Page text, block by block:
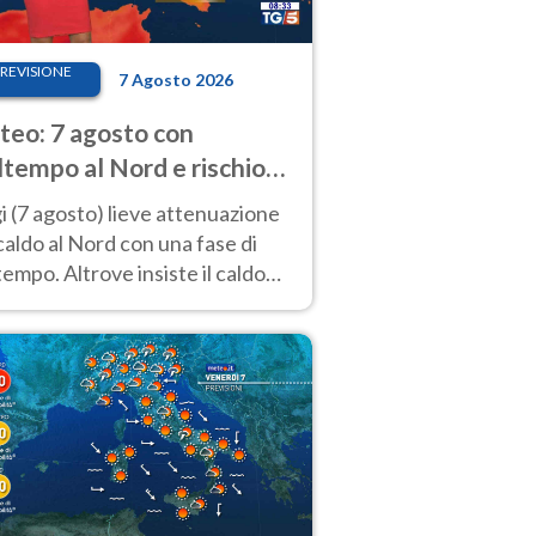
7 Agosto 2026
7 agosto con
al Nord e rischio
Altrove caldo
(7 agosto) lieve attenuazione
al Nord con una fase di
Altrove insiste il caldo